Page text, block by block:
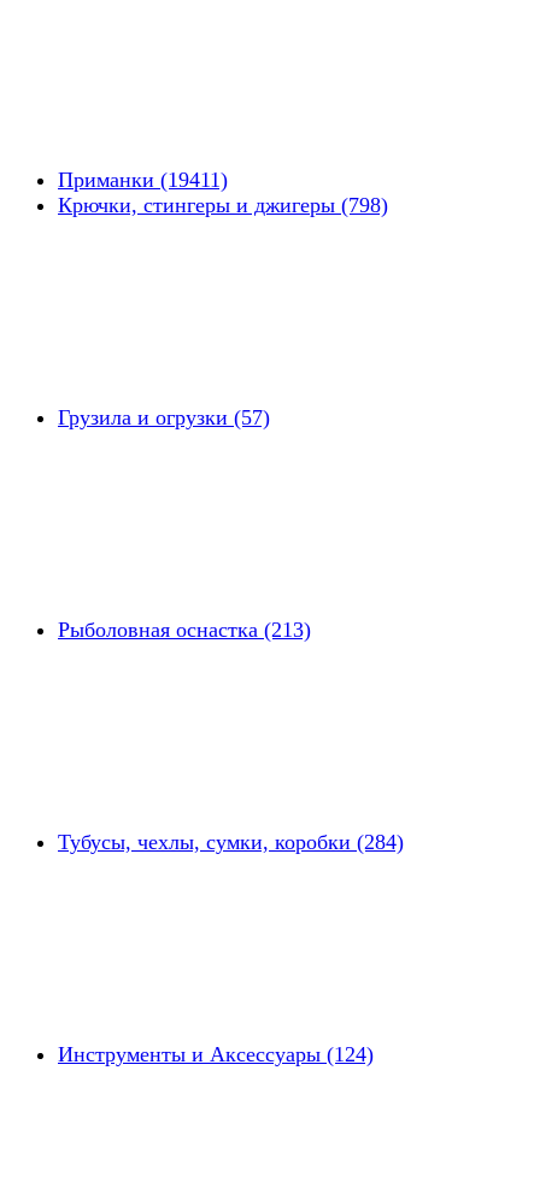
Приманки (19411)
Крючки, стингеры и джигеры (798)
Грузила и огрузки (57)
Рыболовная оснастка (213)
Тубусы, чехлы, сумки, коробки (284)
Инструменты и Аксессуары (124)